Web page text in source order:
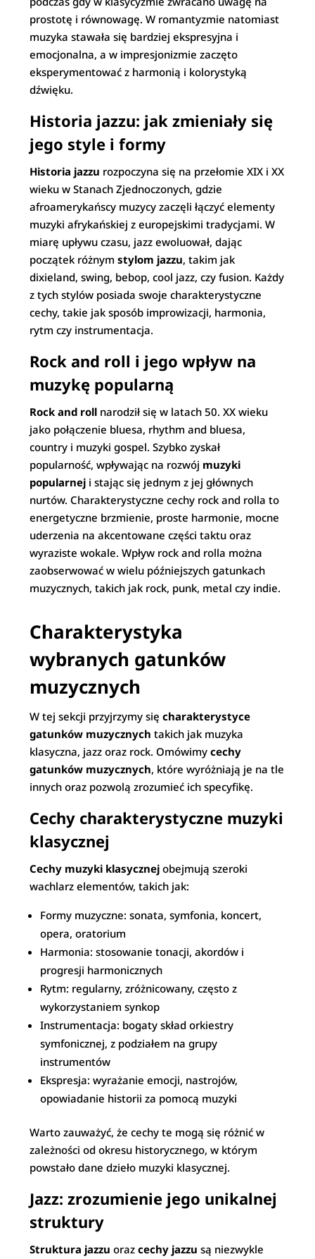
prostotę i równowagę. W romantyzmie natomiast
muzyka stawała się bardziej ekspresyjna i
emocjonalna, a w impresjonizmie zaczęto
eksperymentować z harmonią i kolorystyką
dźwięku.
Historia jazzu: jak zmieniały się
jego style i formy
Historia jazzu rozpoczyna się na przełomie XIX i XX
wieku w Stanach Zjednoczonych, gdzie
afroamerykańscy muzycy zaczęli łączyć elementy
muzyki afrykańskiej z europejskimi tradycjami. W
miarę upływu czasu, jazz ewoluował, dając
początek różnymstylom jazzu, takim jak
dixieland, swing, bebop, cool jazz, czy fusion. Każdy
z tych stylów posiada swoje charakterystyczne
cechy, takie jak sposób improwizacji, harmonia,
rytm czy instrumentacja.
Rock and roll i jego wpływ na
muzykę popularną
Rock and roll narodził się w latach 50. XX wieku
jako połączenie bluesa, rhythm and bluesa,
country i muzyki gospel. Szybko zyskał
popularność, wpływając na rozwój muzyki
popularnej i stając się jednym z jej głównych
nurtów. Charakterystyczne cechy rock and rolla to
energetyczne brzmienie, proste harmonie, mocne
uderzenia na akcentowane części taktu oraz
wyraziste wokale. Wpływ rock and rolla można
zaobserwować w wielu późniejszych gatunkach
muzycznych, takich jak rock, punk, metal czy indie.
Charakterystyka
wybranych gatunków
muzycznych
W tej sekcji przyjrzymy sięcharakterystyce
gatunków muzycznych takich jak muzyka
klasyczna, jazz oraz rock. Omówimycechy
gatunków muzycznych, które wyróżniają je na tle
innych oraz pozwolą zrozumieć ich specyfikę.
Cechy charakterystyczne muzyki
klasycznej
Cechy muzyki klasycznej obejmują szeroki
wachlarz elementów, takich jak:
Formy muzyczne: sonata, symfonia, koncert,
opera, oratorium
Harmonia: stosowanie tonacji, akordów i
progresji harmonicznych
Rytm: regularny, zróżnicowany, często z
wykorzystaniem synkop
Instrumentacja: bogaty skład orkiestry
symfonicznej, z podziałem na grupy
instrumentów
Ekspresja: wyrażanie emocji, nastrojów,
opowiadanie historii za pomocą muzyki
Warto zauważyć, że cechy te mogą się różnić w
zależności od okresu historycznego, w którym
powstało dane dzieło muzyki klasycznej.
Jazz: zrozumienie jego unikalnej
struktury
Struktura jazzu orazcechy jazzu są niezwykle